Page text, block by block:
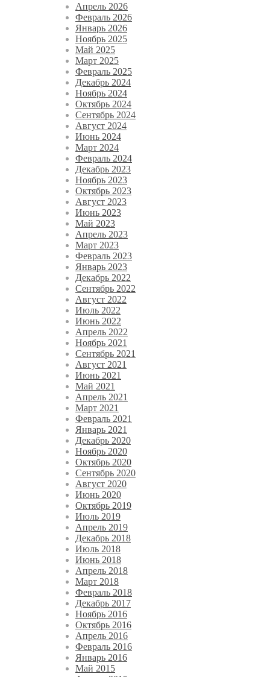
Апрель 2026
Февраль 2026
Январь 2026
Ноябрь 2025
Май 2025
Март 2025
Февраль 2025
Декабрь 2024
Ноябрь 2024
Октябрь 2024
Сентябрь 2024
Август 2024
Июнь 2024
Март 2024
Февраль 2024
Декабрь 2023
Ноябрь 2023
Октябрь 2023
Август 2023
Июнь 2023
Май 2023
Апрель 2023
Март 2023
Февраль 2023
Январь 2023
Декабрь 2022
Сентябрь 2022
Август 2022
Июль 2022
Июнь 2022
Апрель 2022
Ноябрь 2021
Сентябрь 2021
Август 2021
Июнь 2021
Май 2021
Апрель 2021
Март 2021
Февраль 2021
Январь 2021
Декабрь 2020
Ноябрь 2020
Октябрь 2020
Сентябрь 2020
Август 2020
Июнь 2020
Октябрь 2019
Июль 2019
Апрель 2019
Декабрь 2018
Июль 2018
Июнь 2018
Апрель 2018
Март 2018
Февраль 2018
Декабрь 2017
Ноябрь 2016
Октябрь 2016
Апрель 2016
Февраль 2016
Январь 2016
Май 2015